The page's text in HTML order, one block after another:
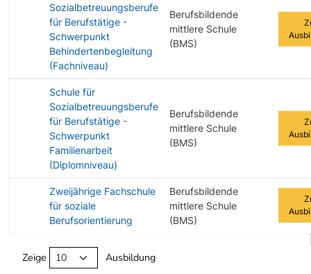
Sozialbetreuungsberufe
für Berufstätige -
Schwerpunkt
Behindertenbegleitung
(Fachniveau)
Berufsbildende
mittlere Schule
(BMS)
Schule für
Sozialbetreuungsberufe
für Berufstätige -
Schwerpunkt
Familienarbeit
(Diplomniveau)
Berufsbildende
mittlere Schule
(BMS)
Zweijährige Fachschule
für soziale
Berufsorientierung
Berufsbildende
mittlere Schule
(BMS)
Zeige Ausbildung